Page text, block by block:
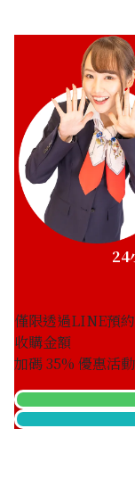
Paraiba
收購參考價格
24
僅限透過LINE預
收購金額
加碼35% 優惠活